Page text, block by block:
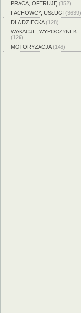
PRACA, OFERUJĘ (352)
FACHOWCY, USŁUGI (3639)
DLA DZIECKA(128)
WAKACJE, WYPOCZYNEK
(126)
MOTORYZACJA(146)